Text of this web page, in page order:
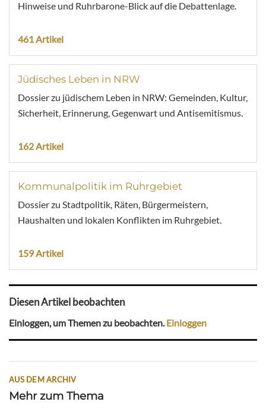
Hinweise und Ruhrbarone-Blick auf die Debattenlage.
461 Artikel
Jüdisches Leben in NRW
Dossier zu jüdischem Leben in NRW: Gemeinden, Kultur,
Sicherheit, Erinnerung, Gegenwart und Antisemitismus.
162 Artikel
Kommunalpolitik im Ruhrgebiet
Dossier zu Stadtpolitik, Räten, Bürgermeistern,
Haushalten und lokalen Konflikten im Ruhrgebiet.
159 Artikel
Diesen Artikel beobachten
Einloggen, um Themen zu beobachten.Einloggen
AUS DEM ARCHIV
Mehr zum Thema